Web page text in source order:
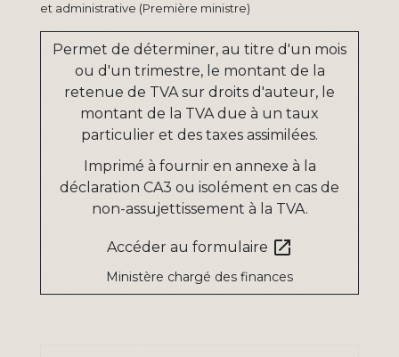
et administrative (Première ministre)
Permet de déterminer, au titre d'un mois
ou d'un trimestre, le montant de la
retenue de TVA sur droits d'auteur, le
montant de la TVA due à un taux
particulier et des taxes assimilées.
Imprimé à fournir en annexe à la
déclaration CA3 ou isolément en cas de
non-assujettissement à la TVA.
Accéder au formulaire open_in_new
Ministère chargé des finances